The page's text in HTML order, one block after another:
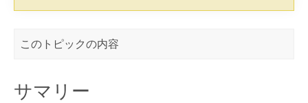
このトピックの内容
サマリー